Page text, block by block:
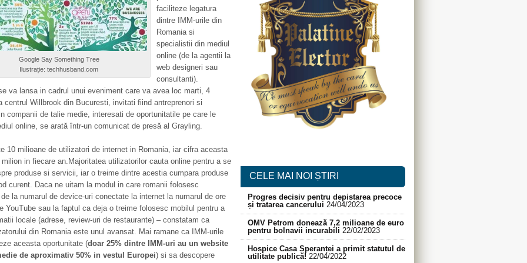
Google Say Something Tree
Ilustrație: techhusband.com
faciliteze legatura
dintre IMM-urile din
Romania si
specialistii din mediul
online (de la agentii la
web designeri sau
consultanti).
va lansa in cadrul unui eveniment care va avea loc marti, 4
centrul Willbrook din Bucuresti, invitati fiind antreprenori si
companii de talie medie, interesati de oportunitatile pe care le
online, se arată într-un comunicat de presă al Grayling.
10 milioane de utilizatori de internet in Romania, iar cifra aceasta
in fiecare an.Majoritatea utilizatorilor cauta online pentru a se
produse si servicii, iar o treime dintre acestia cumpara produse
curent. Daca ne uitam la modul in care romanii folosesc
la numarul de device-uri conectate la internet la numarul de ore
YouTube sau la faptul ca deja o treime folosesc mobilul pentru a
locale (adrese, review-uri de restaurante) – constatam ca
din Romania este unul avansat. Mai ramane ca IMM-urile
aceasta oportunitate (doar 25% dintre IMM-uri au un website
de aproximativ 50% in vestul Europei) si sa descopere
CELE MAI NOI ȘTIRI
Progres decisiv pentru depistarea precoce
și tratarea cancerului 24/04/2023
OMV Petrom donează 7,2 milioane de euro
pentru bolnavii incurabili 22/02/2023
Hospice Casa Speranței a primit statutul de
utilitate publică! 22/04/2022